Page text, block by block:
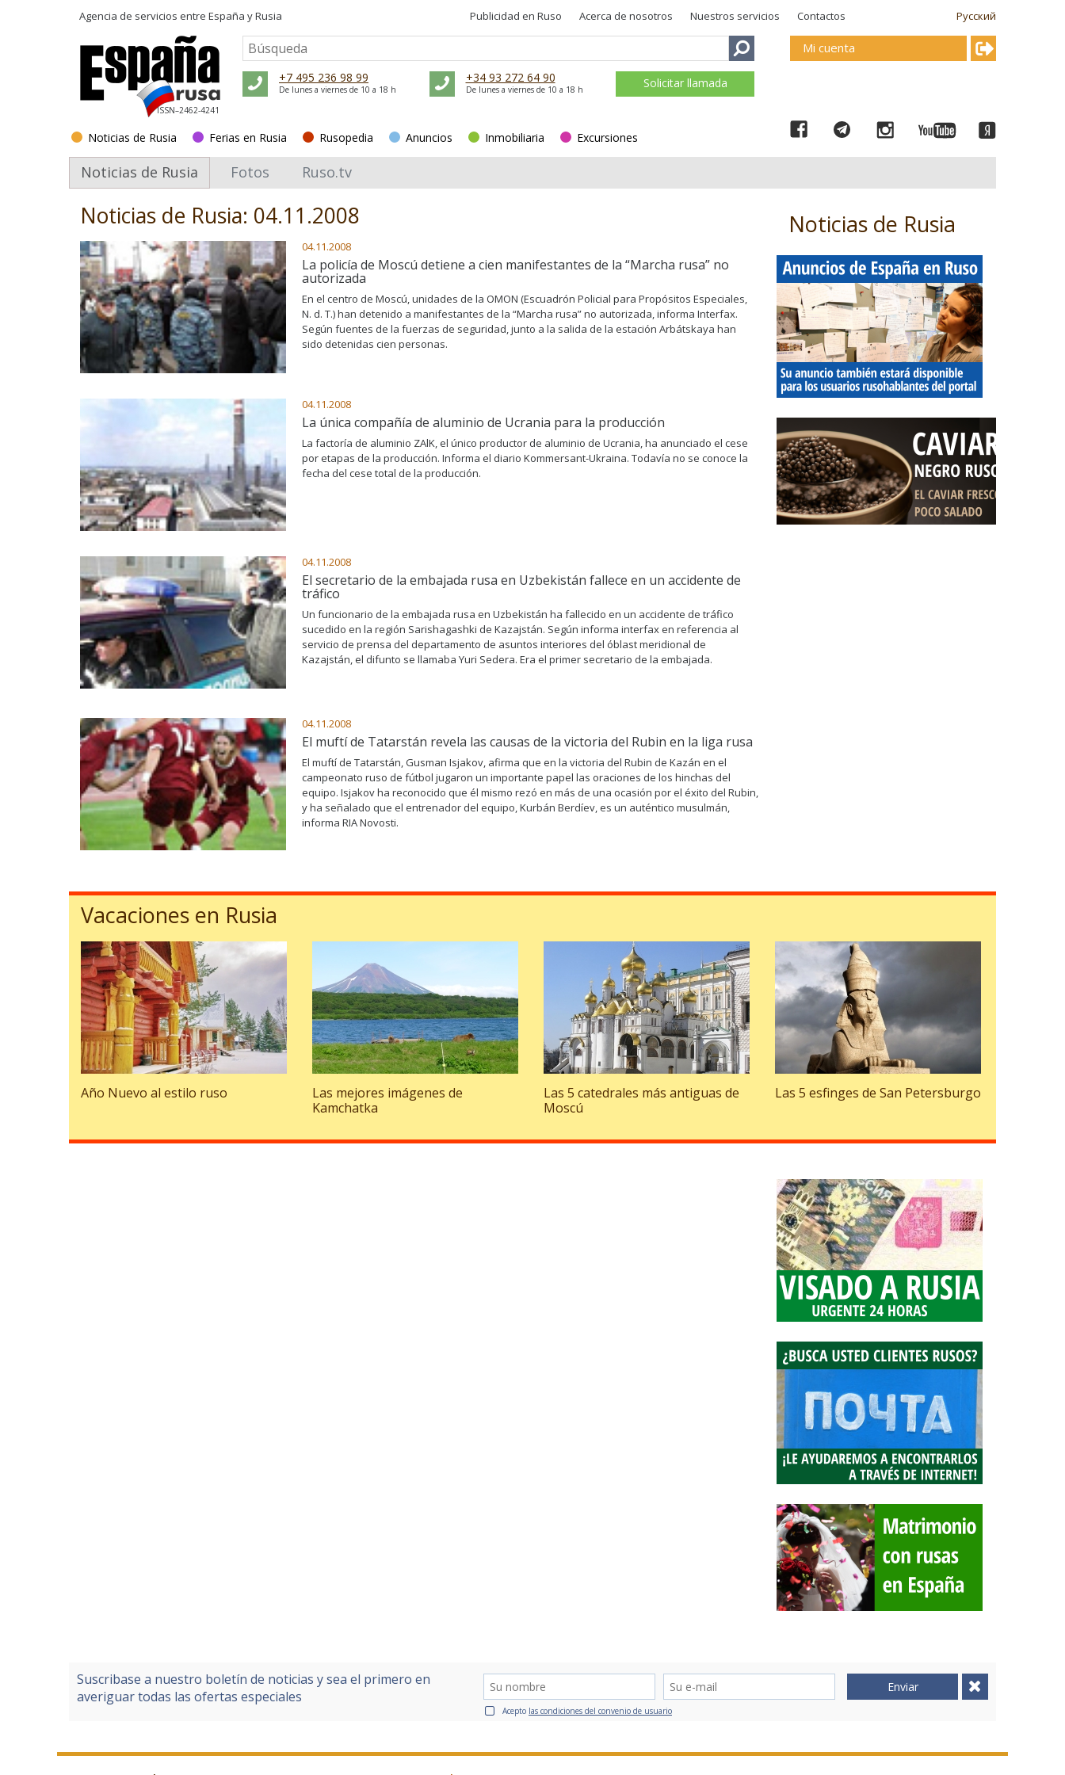
Agencia de servicios entre España y Rusia Русский
Publicidad en Ruso Acerca de nosotros Nuestros servicios Contactos
ISSN–2462-4241
+7 495 236 98 99
De lunes a viernes de 10 a 18 h
+34 93 272 64 90
De lunes a viernes de 10 a 18 h Solicitar llamada
Noticias de Rusia Ferias en Rusia Rusopedia Anuncios Inmobiliaria Excursiones
Mi cuenta
Noticias de Rusia Fotos Ruso.tv
Noticias de Rusia
Noticias de Rusia: 04.11.2008
04.11.2008
La policía de Moscú detiene a cien manifestantes de la “Marcha rusa” no
autorizada
En el centro de Moscú, unidades de la OMON (Escuadrón Policial para Propósitos Especiales,
N. d. T.) han detenido a manifestantes de la “Marcha rusa” no autorizada, informa Interfax.
Según fuentes de la fuerzas de seguridad, junto a la salida de la estación Arbátskaya han
sido detenidas cien personas.
04.11.2008
La única compañía de aluminio de Ucrania para la producción
La factoría de aluminio ZAlK, el único productor de aluminio de Ucrania, ha anunciado el cese
por etapas de la producción. Informa el diario Kommersant-Ukraina. Todavía no se conoce la
fecha del cese total de la producción.
04.11.2008
El secretario de la embajada rusa en Uzbekistán fallece en un accidente de
tráfico
Un funcionario de la embajada rusa en Uzbekistán ha fallecido en un accidente de tráfico
sucedido en la región Sarishagashki de Kazajstán. Según informa interfax en referencia al
servicio de prensa del departamento de asuntos interiores del óblast meridional de
Kazajstán, el difunto se llamaba Yuri Sedera. Era el primer secretario de la embajada.
04.11.2008
El muftí de Tatarstán revela las causas de la victoria del Rubin en la liga rusa
El muftí de Tatarstán, Gusman Isjakov, afirma que en la victoria del Rubin de Kazán en el
campeonato ruso de fútbol jugaron un importante papel las oraciones de los hinchas del
equipo. Isjakov ha reconocido que él mismo rezó en más de una ocasión por el éxito del Rubin,
y ha señalado que el entrenador del equipo, Kurbán Berdíev, es un auténtico musulmán,
informa RIA Novosti.
Vacaciones en Rusia
Año Nuevo al estilo ruso
Las mejores imágenes de
Kamchatka
Las 5 catedrales más antiguas de
Moscú
Las 5 esfinges de San Petersburgo
Suscribase a nuestro boletín de noticias y sea el primero en
averiguar todas las ofertas especiales
Enviar
Acepto las condiciones del convenio de usuario